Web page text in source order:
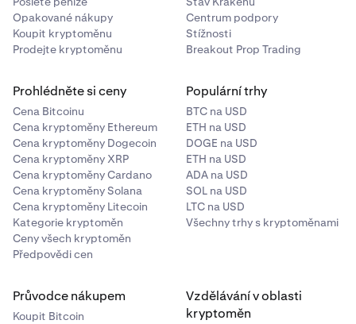
(2FA)
Co je ověřovací aplikace?
Opakované nákupy
Koupit kryptoměnu
Prodejte kryptoměnu
Centrum podpory
Stížnosti
Breakout Prop Trading
Prohlédněte si ceny
Cena Bitcoinu
Cena kryptoměny Ethereum
Cena kryptoměny Dogecoin
Cena kryptoměny XRP
Cena kryptoměny Cardano
Cena kryptoměny Solana
Cena kryptoměny Litecoin
Kategorie kryptoměn
Ceny všech kryptoměn
Předpovědi cen
Populární trhy
BTC na USD
ETH na USD
DOGE na USD
ETH na USD
ADA na USD
SOL na USD
LTC na USD
Všechny trhy s kryptoměnami
Průvodce nákupem
Koupit Bitcoin
Vzdělávání v oblasti
kryptoměn